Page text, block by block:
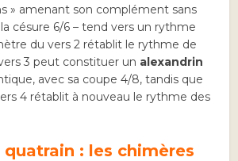
» amenant son complément sans
césure 6/6 – tend vers un rythme
du vers 2 rétablit le rythme de
3 peut constituer un alexandrin
avec sa coupe 4/8, tandis que
4 rétablit à nouveau le rythme des
quatrain : les chimères